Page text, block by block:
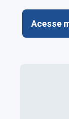
Acesse